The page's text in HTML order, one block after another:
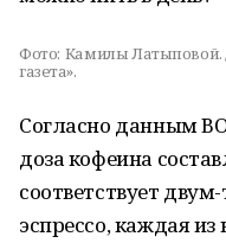
Фото: Камилы Латыповой.
газета».
Согласно данным
доза кофеина
соответствует
эспрессо, каждая